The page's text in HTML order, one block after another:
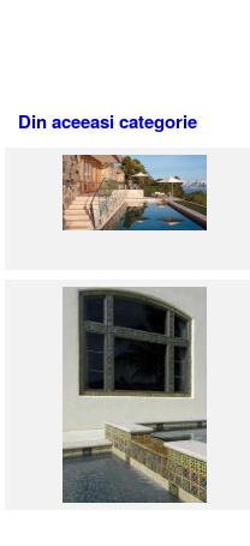
Din aceeasi categorie